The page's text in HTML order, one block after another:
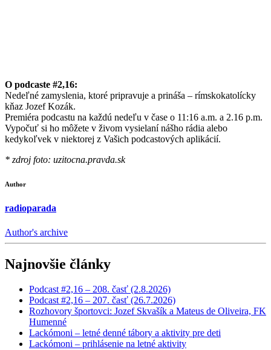
O podcaste #2,16:
Nedeľné zamyslenia, ktoré pripravuje a prináša – rímskokatolícky
kňaz Jozef Kozák.
Premiéra podcastu na každú nedeľu v čase o 11:16 a.m. a 2.16 p.m.
Vypočuť si ho môžete v živom vysielaní nášho rádia alebo
kedykoľvek v niektorej z Vašich podcastových aplikácií.
* zdroj foto: uzitocna.pravda.sk
Author
radioparada
Author's archive
Najnovšie články
Podcast #2,16 – 208. časť (2.8.2026)
Podcast #2,16 – 207. časť (26.7.2026)
Rozhovory športovci: Jozef Skvašík a Mateus de Oliveira, FK
Humenné
Lackómoni – letné denné tábory a aktivity pre deti
Lackómoni – prihlásenie na letné aktivity